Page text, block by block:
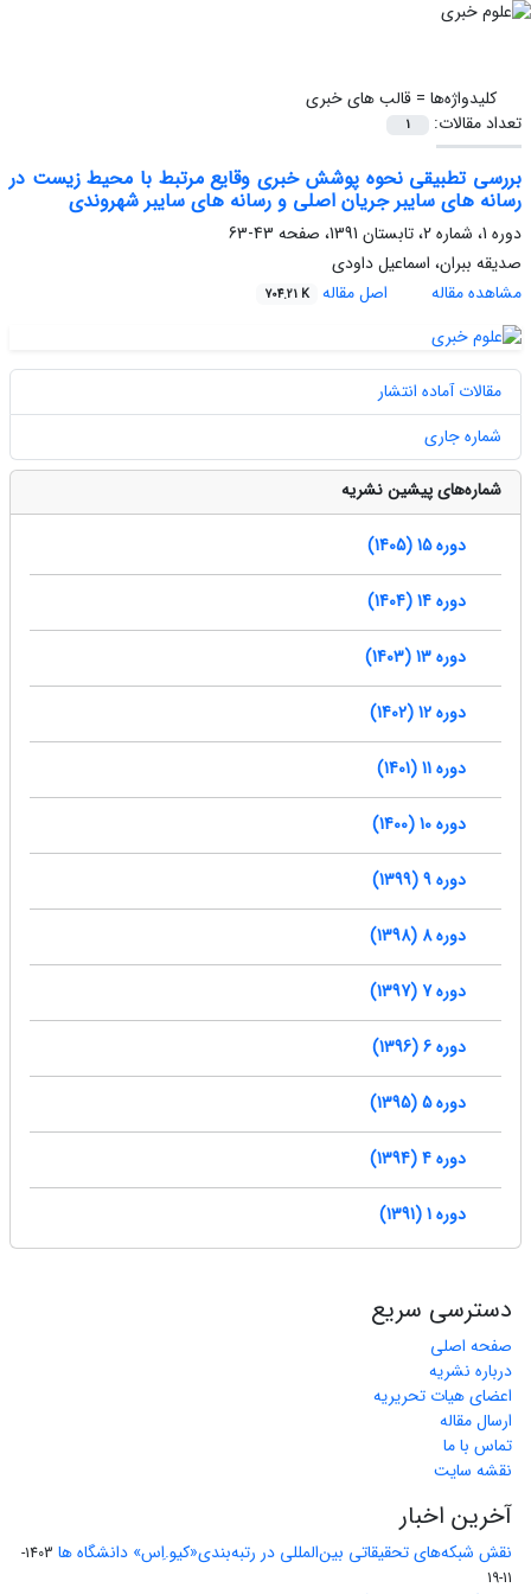
کلیدواژه‌ها =قالب های خبری
تعداد مقالات:
1
بررسی تطبیقی نحوه پوشش خبری وقایع مرتبط با محیط زیست در
رسانه های سایبر جریان اصلی و رسانه های سایبر شهروندی
دوره 1، شماره 2، تابستان 1391، صفحه
43-63
صدیقه ببران، اسماعیل داودی
مشاهده مقاله
اصل مقاله 704.21 K
مقالات آماده انتشار
شماره جاری
شماره‌های پیشین نشریه
دوره 15 (1405)
دوره 14 (1404)
دوره 13 (1403)
دوره 12 (1402)
دوره 11 (1401)
دوره 10 (1400)
دوره 9 (1399)
دوره 8 (1398)
دوره 7 (1397)
دوره 6 (1396)
دوره 5 (1395)
دوره 4 (1394)
دوره 1 (1391)
دسترسی سریع
صفحه اصلی
درباره نشریه
اعضای هیات تحریریه
ارسال مقاله
تماس با ما
نقشه سایت
آخرین اخبار
نقش شبکه‌های تحقیقاتی بین‌المللی در رتبه‌بندی«کیو.اِس» دانشگاه ها
1403-
11-19